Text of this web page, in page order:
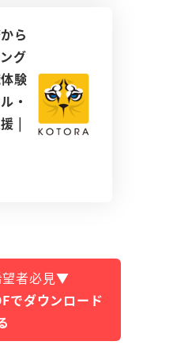
ら
グ
験
・
|
者必見▼
でダウンロード